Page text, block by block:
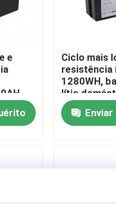
portátil solar
e
de
Ciclo mais
resistência
1280WH,
lítio
LifeP04
para
medição